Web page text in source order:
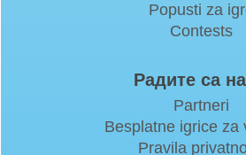
Popusti za
Contests
Радите са
Partneri
Besplatne igrice za
Pravila